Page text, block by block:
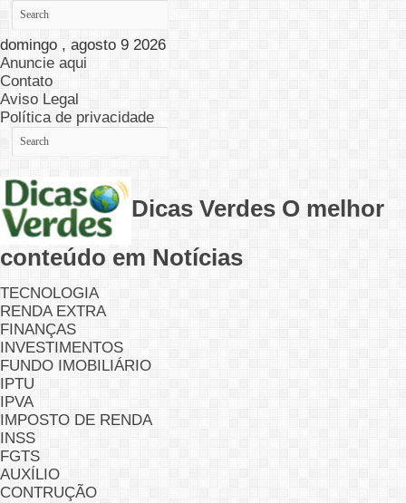
domingo , agosto 9 2026
Anuncie aqui
Contato
Aviso Legal
Política de privacidade
Dicas Verdes O melhor
conteúdo em Notícias
TECNOLOGIA
RENDA EXTRA
FINANÇAS
INVESTIMENTOS
FUNDO IMOBILIÁRIO
IPTU
IPVA
IMPOSTO DE RENDA
INSS
FGTS
AUXÍLIO
CONTRUÇÃO